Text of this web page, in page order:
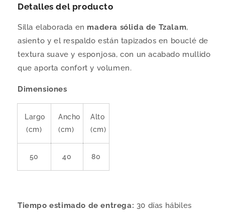
Detalles del producto
Silla elaborada en madera sólida de Tzalam,
asiento y el respaldo están tapizados en bouclé de
textura suave y esponjosa, con un acabado mullido
que aporta confort y volumen.
Dimensiones
Largo
(cm)
Ancho
(cm)
Alto
(cm)
50 40 80
Tiempo estimado de entrega: 30 días hábiles